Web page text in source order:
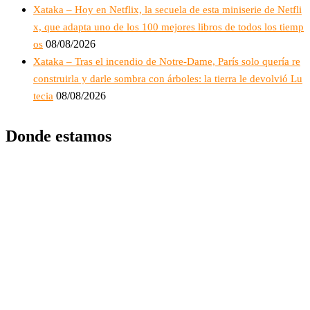
Xataka – Hoy en Netflix, la secuela de esta miniserie de Netfli
x, que adapta uno de los 100 mejores libros de todos los tiemp
os 08/08/2026
Xataka – Tras el incendio de Notre-Dame, París solo quería re
construirla y darle sombra con árboles: la tierra le devolvió Lu
tecia 08/08/2026
Donde estamos